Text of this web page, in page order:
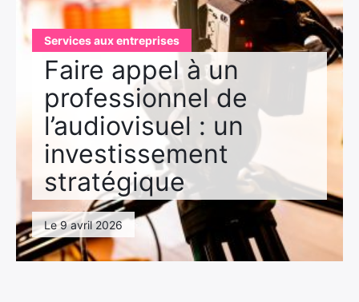
Services aux entreprises
Faire appel à un
professionnel de
l’audiovisuel : un
investissement
stratégique
Le 9 avril 2026